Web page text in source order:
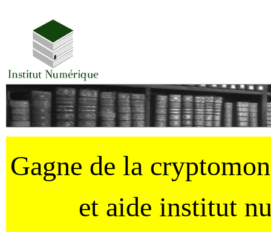
Gagne de la
et aide institut